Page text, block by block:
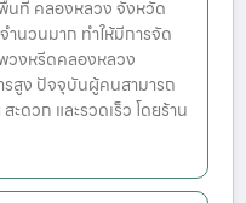
นที่ คลองหลวง จังหวัด
นวนมาก ทำให้มีการจัด
วงหรีดคลองหลวง
สูง ปัจจุบันผู้คนสามารถ
ดวก และรวดเร็ว โดยร้าน